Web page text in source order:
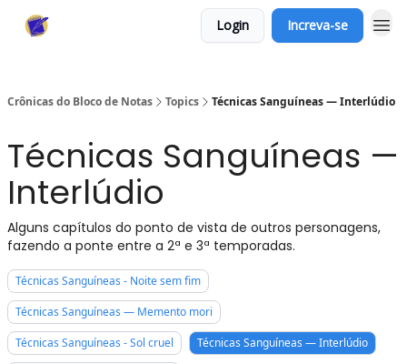
Login Increva-se
Crônicas do Bloco de Notas Topics Técnicas Sanguíneas — Interlúdio
Técnicas Sanguíneas —
Interlúdio
Alguns capítulos do ponto de vista de outros personagens,
fazendo a ponte entre a 2ª e 3ª temporadas.
Técnicas Sanguíneas - Noite sem fim
Técnicas Sanguíneas — Memento mori
Técnicas Sanguíneas - Sol cruel
Técnicas Sanguíneas — Interlúdio